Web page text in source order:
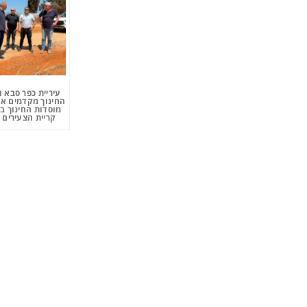
עיריית כפר
החינוך מקדמים
מוסדות החינוך
קריית